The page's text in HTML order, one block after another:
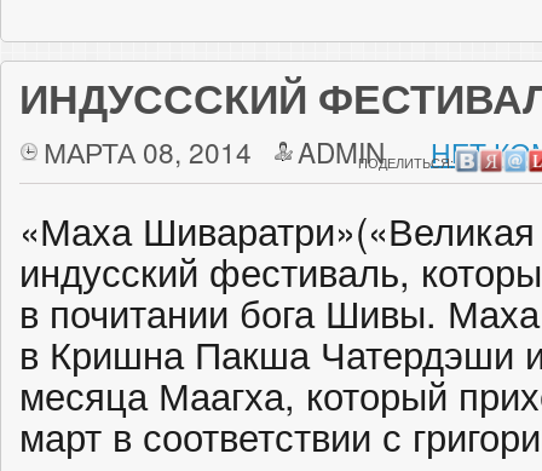
ИНДУСССКИЙ
МАРТА 08, 2014 ADMIN НЕТ
ПОДЕЛИТЬСЯ:
«Маха
индусский фестиваль,
в почитании бога Шивы.
в Кришна Пакша Чатердэши
месяца Маагха, который
март в соответствии с